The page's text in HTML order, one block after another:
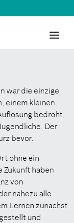
war die einzige
einem kleinen
bedroht,
Der
bevor.
ohne ein
haben
von
nahezu alle
Lernen zunächst
und